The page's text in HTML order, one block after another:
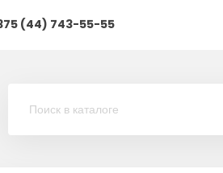
(44) 743-55-55